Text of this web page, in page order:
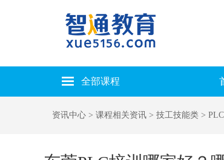
全部课程
资讯中心 > 课程相关资讯 > 技工技能类 >